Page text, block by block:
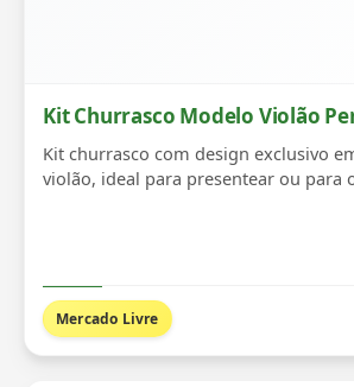
Kit Churrasco Modelo Violão
Kit churrasco com design exclusivo
violão, ideal para presentear ou para
Mercado Livre